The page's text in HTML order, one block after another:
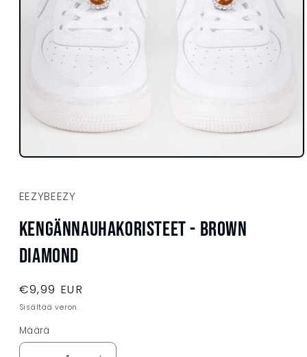
modaalisessa
ikkunassa
EEZYBEEZY
Kengännauhakoristeet - BROWN
DIAMOND
Normaalihinta
€9,99 EUR
Sisältää veron.
Määrä